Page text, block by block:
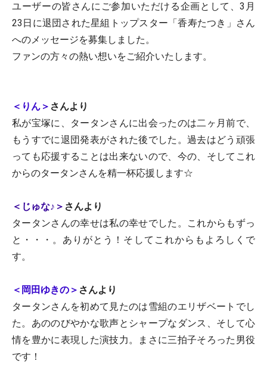
ユーザーの皆さんにご参加いただける企画として、3月
23日に退団された星組トップスター「香寿たつき」さん
へのメッセージを募集しました。
ファンの方々の熱い想いをご紹介いたします。
＜りん＞ さんより
私が宝塚に、タータンさんに出会ったのは二ヶ月前で、
もうすでに退団発表がされた後でした。過去はどう頑張
っても応援することは出来ないので、今の、そしてこれ
からのタータンさんを精一杯応援します☆
＜じゅな♪＞ さんより
タータンさんの幸せは私の幸せでした。これからもずっ
と・・・。ありがとう！そしてこれからもよろしくで
す。
＜岡田ゆきの＞ さんより
タータンさんを初めて見たのは雪組のエリザベートでし
た。あののびやかな歌声とシャープなダンス、そして心
情を豊かに表現した演技力。まさに三拍子そろった男役
です！